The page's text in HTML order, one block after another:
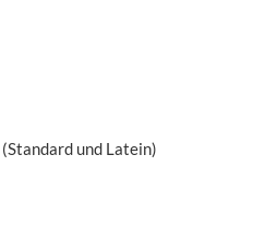
und Latein)